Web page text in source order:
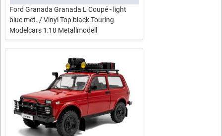
Ford Granada Granada L Coupé - light
blue met. / Vinyl Top black Touring
Modelcars 1:18 Metallmodell